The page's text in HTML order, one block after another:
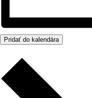
Pridať do kalendára